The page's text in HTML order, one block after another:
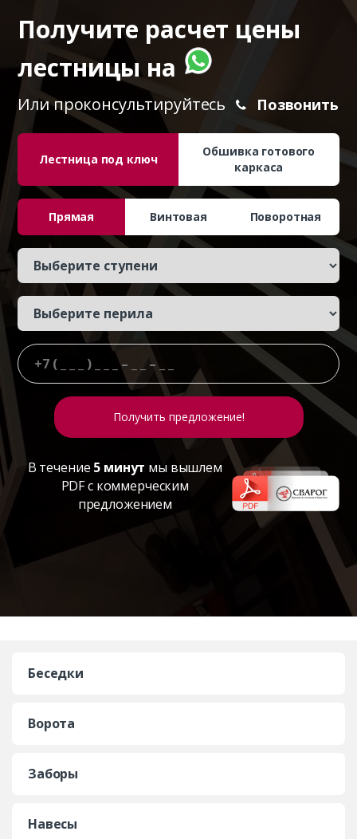
Получите расчет цены
лестницы на
Или проконсультируйтесь Позвонить
Лестница под ключ
Обшивка готового
каркаса
Прямая Винтовая Поворотная
В течение 5 минут мы вышлем
PDF с коммерческим
предложением
Беседки
Ворота
Заборы
Навесы